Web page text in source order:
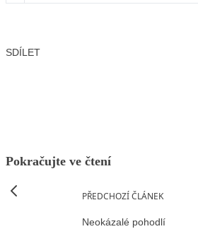
SDÍLET
Pokračujte ve čtení
PŘEDCHOZÍ ČLÁNEK
Neokázalé pohodlí